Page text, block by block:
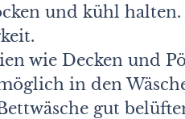
und kühl
wie Decken und
in den
gut